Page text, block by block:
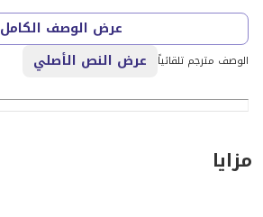
النوع: 2 غرفة نوم
المطبخ: مجهز
الحمامات: 2
الإطلالة: على البحيرة، بدون شرفة
مواقف السيارات: 1
عرض الوصف الكامل
الوصف مترجم تلقائياً عرض النص الأصلي
مزايا